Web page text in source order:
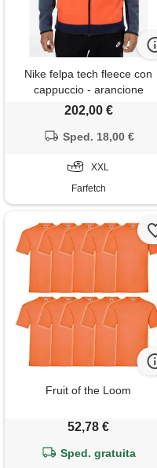
Nike felpa tech fleece con
cappuccio - arancione
202,00 €
Sped. 18,00 €
XXL
Farfetch
Fruit of the Loom
52,78 €
Sped. gratuita